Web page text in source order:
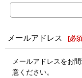
メールアドレス [必須
メールアドレスをお
意ください。